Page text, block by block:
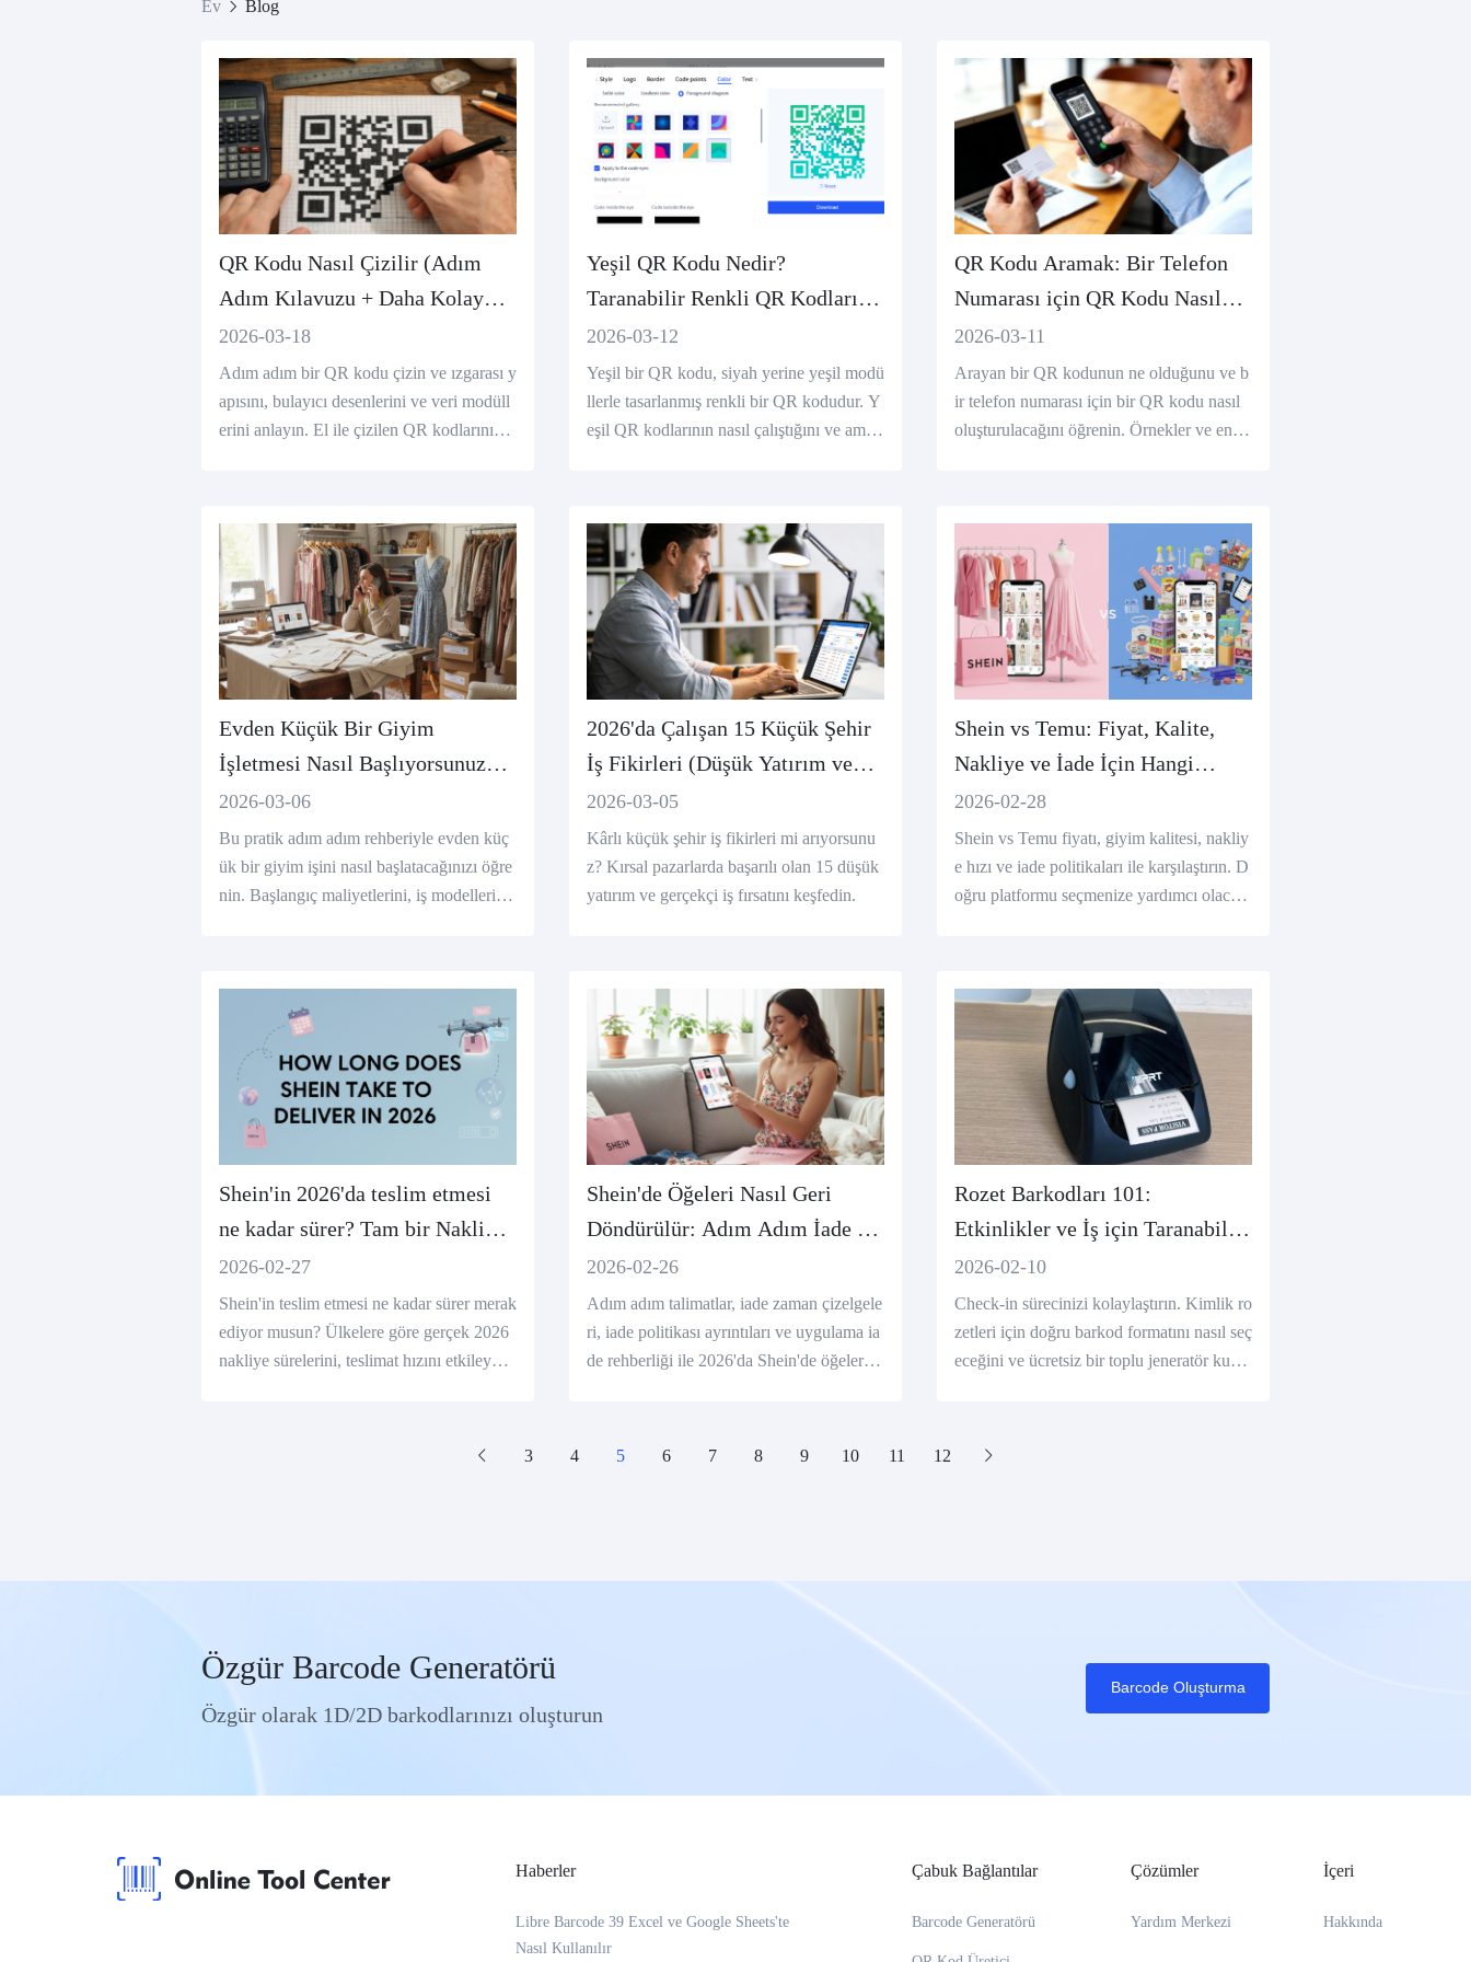
Ev Blog
QR Kodu Nasıl Çizilir (Adım
Adım Kılavuzu + Daha Kolay
Yöntem)
2026-03-18
Adım adım bir QR kodu çizin ve ızgarası y
apısını, bulayıcı desenlerini ve veri modüll
erini anlayın. El ile çizilen QR kodlarının n
Yeşil QR Kodu Nedir?
Taranabilir Renkli QR Kodları
Nasıl Oluşturulur ve Tasarılır
2026-03-12
Yeşil bir QR kodu, siyah yerine yeşil modü
llerle tasarlanmış renkli bir QR kodudur. Y
eşil QR kodlarının nasıl çalıştığını ve amba
QR Kodu Aramak: Bir Telefon
Numarası için QR Kodu Nasıl
Oluşturulur
2026-03-11
Arayan bir QR kodunun ne olduğunu ve b
ir telefon numarası için bir QR kodu nasıl
oluşturulacağını öğrenin. Örnekler ve en iy
Evden Küçük Bir Giyim
İşletmesi Nasıl Başlıyorsunuz
(Yeni Başlayanlar İçin Adım
Adım Rehberi)
2026-03-06
Bu pratik adım adım rehberiyle evden küç
ük bir giyim işini nasıl başlatacağınızı öğre
nin. Başlangıç maliyetlerini, iş modellerini,
2026'da Çalışan 15 Küçük Şehir
İş Fikirleri (Düşük Yatırım ve
Yüksek Talep)
2026-03-05
Kârlı küçük şehir iş fikirleri mi arıyorsunu
z? Kırsal pazarlarda başarılı olan 15 düşük
yatırım ve gerçekçi iş fırsatını keşfedin.
Shein vs Temu: Fiyat, Kalite,
Nakliye ve İade İçin Hangi
Platform Daha İyi?
2026-02-28
Shein vs Temu fiyatı, giyim kalitesi, nakliy
e hızı ve iade politikaları ile karşılaştırın. D
oğru platformu seçmenize yardımcı olacak
Shein'in 2026'da teslim etmesi
ne kadar sürer? Tam bir Nakliye
Rehberi
2026-02-27
Shein'in teslim etmesi ne kadar sürer merak
ediyor musun? Ülkelere göre gerçek 2026
nakliye sürelerini, teslimat hızını etkileyen
Shein'de Öğeleri Nasıl Geri
Döndürülür: Adım Adım İade ve
İade Rehberi
2026-02-26
Adım adım talimatlar, iade zaman çizelgele
ri, iade politikası ayrıntıları ve uygulama ia
de rehberliği ile 2026'da Shein'de öğeleri n
Rozet Barkodları 101:
Etkinlikler ve İş için Taranabilir
Kimlik Rozetleri Nasıl
Oluşturulur (Ücretsiz Araç)
2026-02-10
Check-in sürecinizi kolaylaştırın. Kimlik ro
zetleri için doğru barkod formatını nasıl seç
eceğini ve ücretsiz bir toplu jeneratör kulla
3 4 5 6 7 8 9 10 11 12
Özgür Barcode Generatörü
Özgür olarak 1D/2D barkodlarınızı oluşturun
Barcode Oluşturma
Haberler
Libre Barcode 39 Excel ve Google Sheets'te
Nasıl Kullanılır
Çabuk Bağlantılar
Barcode Generatörü
Çözümler
Yardım Merkezi
İçeri
Hakkında